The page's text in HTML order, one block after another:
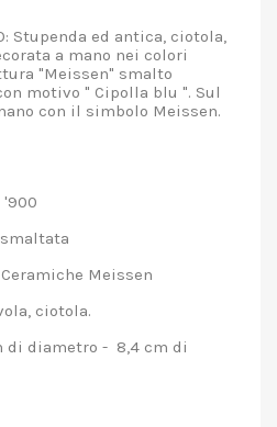
Stupenda ed antica, ciotola,
a mano nei colori
"Meissen" smalto
motivo " Cipolla blu ". Sul
con il simbolo Meissen.
'900
smaltata
Meissen
ciotola.
di diametro - 8,4 cm di